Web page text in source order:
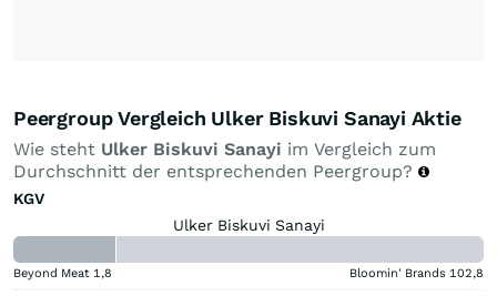
Peergroup Vergleich Ulker Biskuvi Sanayi Aktie
Wie steht Ulker Biskuvi Sanayi im Vergleich zum
Durchschnitt der entsprechenden Peergroup?
KGV
Ulker Biskuvi Sanayi
Beyond Meat 1,8 Bloomin' Brands 102,8